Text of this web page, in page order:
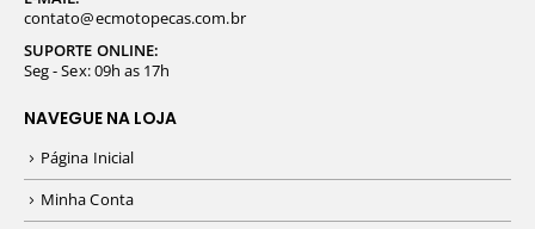
contato@ecmotopecas.com.br
SUPORTE ONLINE:
Seg - Sex: 09h as 17h
NAVEGUE NA LOJA
Página Inicial
Minha Conta